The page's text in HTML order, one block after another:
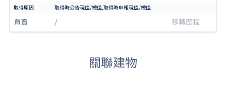
買賣 / 移轉歷程
關聯建物